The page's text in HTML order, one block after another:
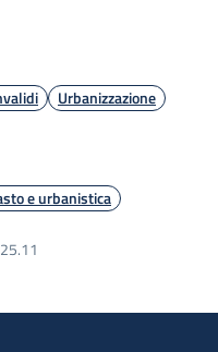
Urbanizzazione
e urbanistica